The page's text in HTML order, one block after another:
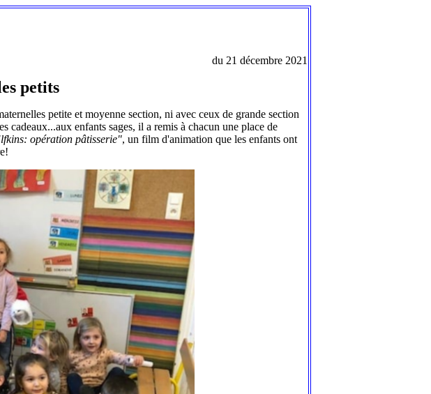
du 21 décembre 2021
petits
petite et moyenne section, ni avec ceux de grande section
cadeaux...aux enfants sages, il a remis à chacun une place de
opération pâtisserie", un film d'animation que les enfants ont